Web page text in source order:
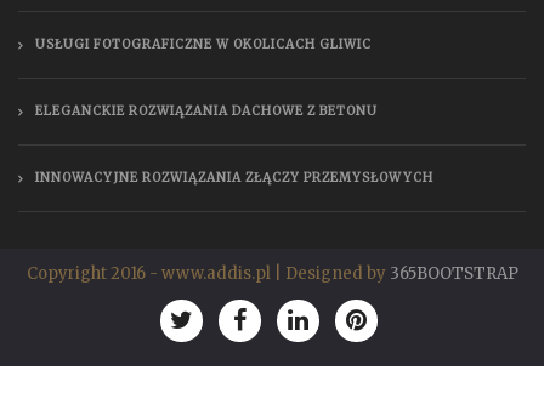
USŁUGI FOTOGRAFICZNE W OKOLICACH GLIWIC
ELEGANCKIE ROZWIĄZANIA DACHOWE Z BETONU
INNOWACYJNE ROZWIĄZANIA ZŁĄCZY PRZEMYSŁOWYCH
Copyright 2016 - www.addis.pl | Designed by 365BOOTSTRAP